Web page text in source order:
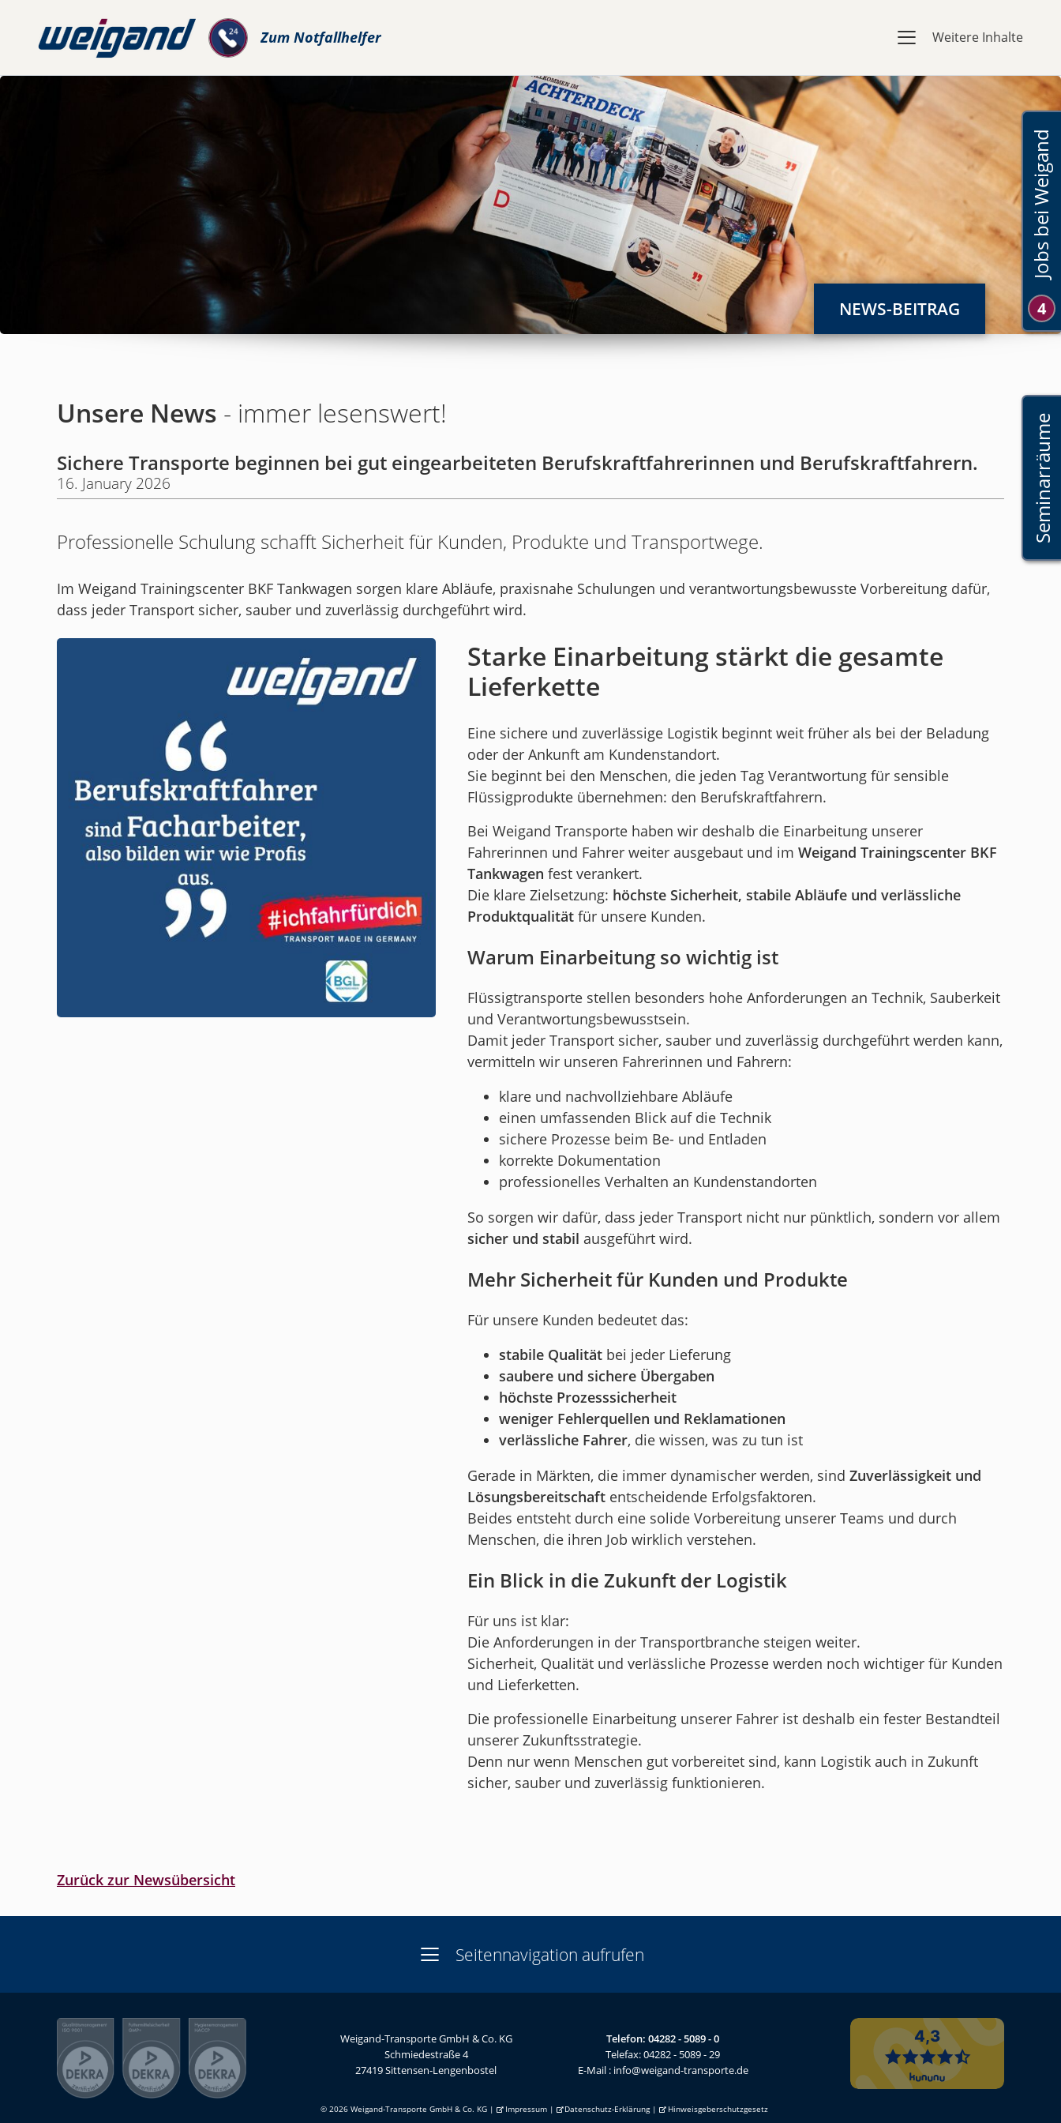
Zum Notfallhelfer Weitere Inhalte
NEWS-BEITRAG
Jobs bei Weigand
4
Seminarräume
Unsere News - immer lesenswert!
Sichere Transporte beginnen bei gut eingearbeiteten Berufskraftfahrerinnen und Berufskraftfahrern.
16. January 2026
Professionelle Schulung schafft Sicherheit für Kunden, Produkte und Transportwege.
Im Weigand Trainingscenter BKF Tankwagen sorgen klare Abläufe, praxisnahe Schulungen und verantwortungsbewusste Vorbereitung dafür,
dass jeder Transport sicher, sauber und zuverlässig durchgeführt wird.
Starke Einarbeitung stärkt die gesamte
Lieferkette
Eine sichere und zuverlässige Logistik beginnt weit früher als bei der Beladung
oder der Ankunft am Kundenstandort.
Sie beginnt bei den Menschen, die jeden Tag Verantwortung für sensible
Flüssigprodukte übernehmen: den Berufskraftfahrern.
Bei Weigand Transporte haben wir deshalb die Einarbeitung unserer
Fahrerinnen und Fahrer weiter ausgebaut und im Weigand Trainingscenter BKF
Tankwagen fest verankert.
Die klare Zielsetzung: höchste Sicherheit, stabile Abläufe und verlässliche
Produktqualität für unsere Kunden.
Warum Einarbeitung so wichtig ist
Flüssigtransporte stellen besonders hohe Anforderungen an Technik, Sauberkeit
und Verantwortungsbewusstsein.
Damit jeder Transport sicher, sauber und zuverlässig durchgeführt werden kann,
vermitteln wir unseren Fahrerinnen und Fahrern:
klare und nachvollziehbare Abläufe
einen umfassenden Blick auf die Technik
sichere Prozesse beim Be- und Entladen
korrekte Dokumentation
professionelles Verhalten an Kundenstandorten
So sorgen wir dafür, dass jeder Transport nicht nur pünktlich, sondern vor allem
sicher und stabil ausgeführt wird.
Mehr Sicherheit für Kunden und Produkte
Für unsere Kunden bedeutet das:
stabile Qualität bei jeder Lieferung
saubere und sichere Übergaben
höchste Prozesssicherheit
weniger Fehlerquellen und Reklamationen
verlässliche Fahrer, die wissen, was zu tun ist
Gerade in Märkten, die immer dynamischer werden, sind Zuverlässigkeit und
Lösungsbereitschaft entscheidende Erfolgsfaktoren.
Beides entsteht durch eine solide Vorbereitung unserer Teams und durch
Menschen, die ihren Job wirklich verstehen.
Ein Blick in die Zukunft der Logistik
Für uns ist klar:
Die Anforderungen in der Transportbranche steigen weiter.
Sicherheit, Qualität und verlässliche Prozesse werden noch wichtiger für Kunden
und Lieferketten.
Die professionelle Einarbeitung unserer Fahrer ist deshalb ein fester Bestandteil
unserer Zukunftsstrategie.
Denn nur wenn Menschen gut vorbereitet sind, kann Logistik auch in Zukunft
sicher, sauber und zuverlässig funktionieren.
Zurück zur Newsübersicht
Seitennavigation aufrufen
Weigand-Transporte GmbH & Co. KG
Schmiedestraße 4
27419 Sittensen-Lengenbostel
Telefon: 04282 - 5089 - 0
Telefax: 04282 - 5089 - 29
E-Mail : info@weigand-transporte.de
© 2026 Weigand-Transporte GmbH & Co. KG | Impressum| Datenschutz-Erklärung| Hinweisgeberschutzgesetz